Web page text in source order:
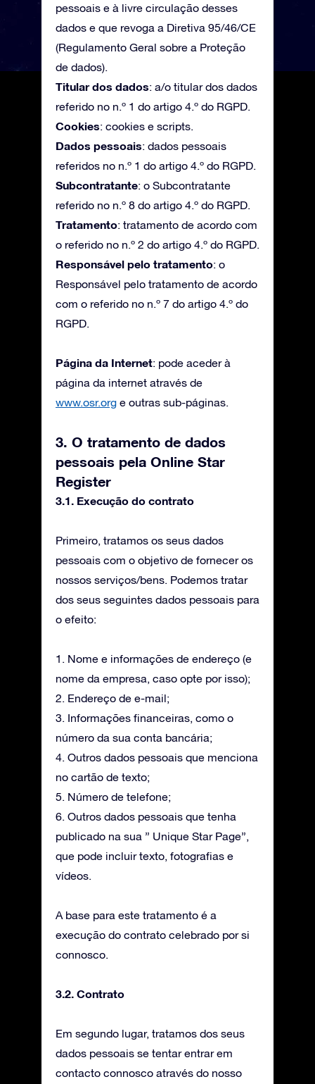
pessoais e à livre circulação desses
dados e que revoga a Diretiva 95/46/CE
(Regulamento Geral sobre a Proteção
de dados).
Titular dos dados: a/o titular dos dados
referido no n.º 1 do artigo 4.º do RGPD.
Cookies: cookies e scripts.
Dados pessoais: dados pessoais
referidos no n.º 1 do artigo 4.º do RGPD.
Subcontratante: o Subcontratante
referido no n.º 8 do artigo 4.º do RGPD.
Tratamento: tratamento de acordo com
o referido no n.º 2 do artigo 4.º do RGPD.
Responsável pelo tratamento: o
Responsável pelo tratamento de acordo
com o referido no n.º 7 do artigo 4.º do
RGPD.
Página da Internet: pode aceder à
página da internet através de
www.osr.org e outras sub-páginas.
3. O tratamento de dados
pessoais pela Online Star
Register
3.1. Execução do contrato
Primeiro, tratamos os seus dados
pessoais com o objetivo de fornecer os
nossos serviços/bens. Podemos tratar
dos seus seguintes dados pessoais para
o efeito:
1. Nome e informações de endereço (e
nome da empresa, caso opte por isso);
2. Endereço de e-mail;
3. Informações financeiras, como o
número da sua conta bancária;
4. Outros dados pessoais que menciona
no cartão de texto;
5. Número de telefone;
6. Outros dados pessoais que tenha
publicado na sua ” Unique Star Page”,
que pode incluir texto, fotografias e
vídeos.
A base para este tratamento é a
execução do contrato celebrado por si
connosco.
3.2. Contrato
Em segundo lugar, tratamos dos seus
dados pessoais se tentar entrar em
contacto connosco através do nosso